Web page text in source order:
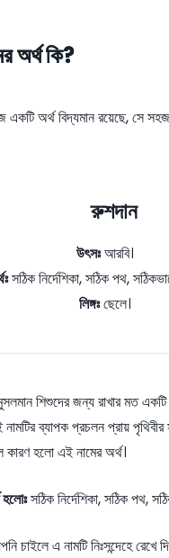
অর্থ কি?
অর্থ বিদ্যমান রয়েছে, সে
রুশদান
উৎসঃআরবি।
সঠিক নির্দেশিকা, সঠিক পথ,
লিঙ্গঃছেলে।
শিশুদের জন্য রাখার মত
ব্যাপক প্রচলন প্রায়
হলো এই নামের অর্থ।
হলোঃসঠিক নির্দেশিকা, সঠিক পথ,
চাইলে এ নামটি নিঃসন্দেহে রেখে